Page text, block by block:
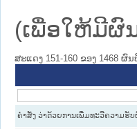
(ເພື່ອໃຫ້ມີຜົ
ສະແດງ 151-160 ຂອງ 1468 ຜົ
ຄຳສັ່ງ ວ່າດ້ວຍການເພີ່ມທະວີຄວາມຮັ